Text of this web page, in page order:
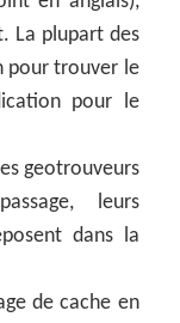
La plupart des
pour trouver le
pour le
geotrouveurs
leurs
dans la
de cache en